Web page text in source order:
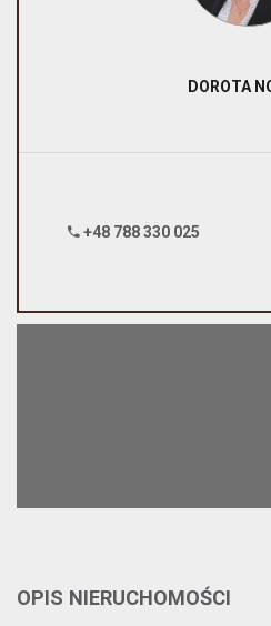
DOROTA
+48 788 330 025
OPIS NIERUCHOMOŚCI